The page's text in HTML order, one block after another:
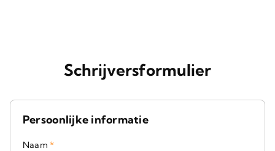
Schrijversformulier
Persoonlijke informatie
Naam*